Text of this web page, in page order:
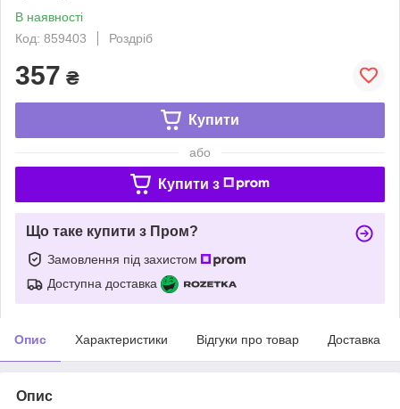
В наявності
Код: 859403
Роздріб
357 ₴
Купити
або
Купити з
Що таке купити з Пром?
Замовлення під захистом
Доступна доставка
Опис Характеристики Відгуки про товар Доставка
Опис